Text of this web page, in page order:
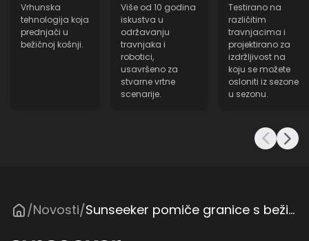
Vrhunska
tehnologija koja
prednjači u
bežičnoj košnji.
Više od 10 godina
iskustva u
održavanju
travnjaka i
robotici,
usavršeno za
stvarne vrtne
scenarije.
Testirano na
različitim
travnjacima i
projektirano za
izdržljivost na
koju se možete
osloniti iz sezone
u sezonu.
/Novosti/ Sunseeker pomiče granice s bežičnom pametnom kosilicom na Elevate konferenciji